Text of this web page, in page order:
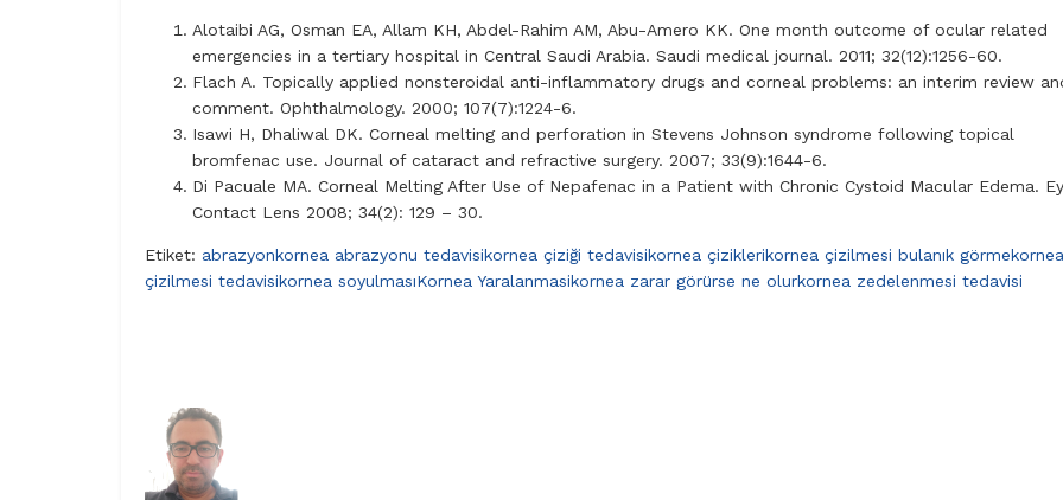
Alotaibi AG, Osman EA, Allam KH, Abdel-Rahim AM, Abu-Amero KK. One month outcome of ocular related
emergencies in a tertiary hospital in Central Saudi Arabia. Saudi medical journal. 2011; 32(12):1256-60.
Flach A. Topically applied nonsteroidal anti-inflammatory drugs and corneal problems: an interim review
comment. Ophthalmology. 2000; 107(7):1224-6.
Isawi H, Dhaliwal DK. Corneal melting and perforation in Stevens Johnson syndrome following topical
bromfenac use. Journal of cataract and refractive surgery. 2007; 33(9):1644-6.
Di Pacuale MA. Corneal Melting After Use of Nepafenac in a Patient with Chronic Cystoid Macular Edema.
Contact Lens 2008; 34(2): 129 – 30.
Etiket: abrazyonkornea abrazyonu tedavisikornea çiziği tedavisikornea çiziklerikornea çizilmesi bulanık görmekornea
çizilmesi tedavisikornea soyulmasıKornea Yaralanmasikornea zarar görürse ne olurkornea zedelenmesi tedavisi